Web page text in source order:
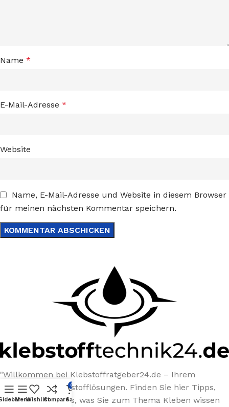
Name *
E-Mail-Adresse *
Website
Name, E-Mail-Adresse und Website in diesem Browser
für meinen nächsten Kommentar speichern.
"Willkommen bei Klebstoffratgeber24.de – Ihrem
Experten für Klebstofflösungen. Finden Sie hier Tipps,
Ratgeber und alles, was Sie zum Thema Kleben wissen
MenuWishlistCompare
0
Cart